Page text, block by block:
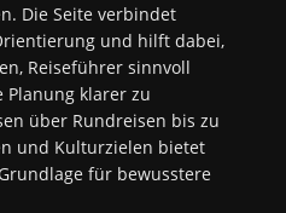
Die Seite verbindet
und hilft dabei,
Reiseführer sinnvoll
Planung klarer zu
über Rundreisen bis zu
und Kulturzielen bietet
für bewusstere